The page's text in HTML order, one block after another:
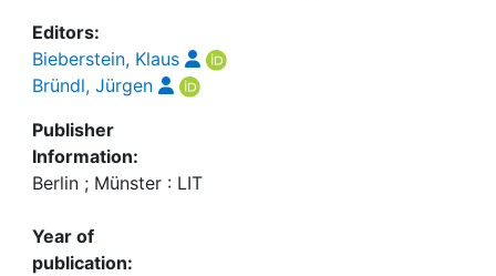
Editors:
Bieberstein, Klaus
Bründl, Jürgen
Publisher
Information:
Berlin ; Münster : LIT
Year of
publication: